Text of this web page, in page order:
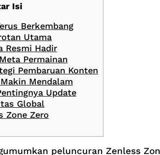
Isi
Berkembang
Utama
Resmi Hadir
Permainan
Pembaruan Konten
Mendalam
Update
Global
Zone Zero
peluncuran Zenless